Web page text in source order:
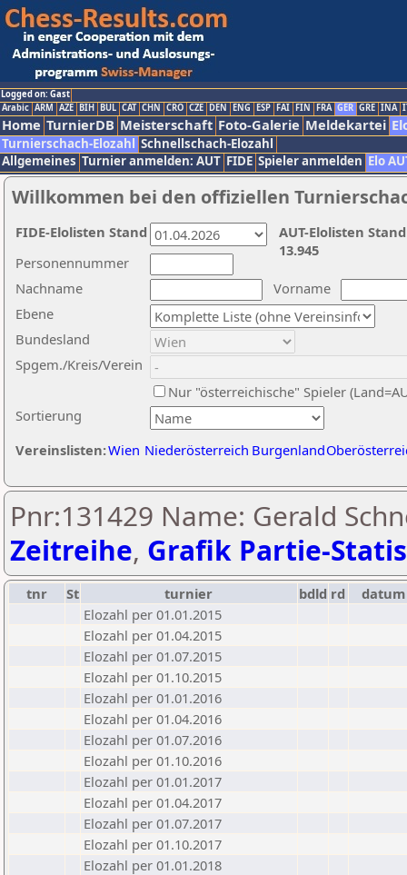
Logged on: Gast
Arabic ARM AZE BIH BUL CAT CHN CRO CZE DEN ENG ESP FAI FIN FRA GER GRE INA
Home TurnierDB Meisterschaft Foto-Galerie Meldekartei
Turnierschach-Elozahl Schnellschach-Elozahl
Allgemeines Turnier anmelden: AUT FIDE Spieler anmelden Elo
Willkommen bei den offiziellen
Nachname
Vorname
Ebene
Sortierung
Personennummer
Bundesland
Spgem./Kreis/Verein
Nur "österreichische" Spieler
Vereinslisten:Wien Niederösterreich Burgenland
AUT-Elolisten
13.945
FIDE-Elolisten Stand
Pnr:131429 Name: Gerald
Zeitreihe, Grafik Partie-
tnr St turnier bdld rd
datum
Elozahl per 01.01.2015
Elozahl per 01.04.2015
Elozahl per 01.07.2015
Elozahl per 01.10.2015
Elozahl per 01.01.2016
Elozahl per 01.04.2016
Elozahl per 01.07.2016
Elozahl per 01.10.2016
Elozahl per 01.01.2017
Elozahl per 01.04.2017
Elozahl per 01.07.2017
Elozahl per 01.10.2017
Elozahl per 01.01.2018